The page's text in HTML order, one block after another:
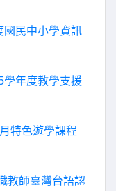
國民中小學資訊
學年度教學支援
特色遊學課程
教師臺灣台語認